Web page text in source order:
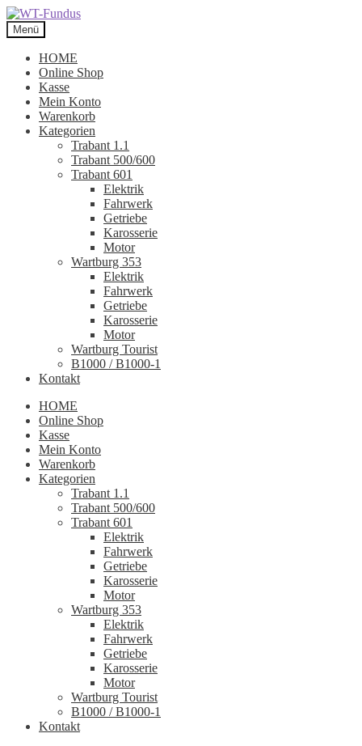
Zur
Navigation
springen
Zum
Inhalt
springen
Menü
HOME
Online Shop
Kasse
Mein Konto
Warenkorb
Kategorien
Trabant 1.1
Trabant 500/600
Trabant 601
Elektrik
Fahrwerk
Getriebe
Karosserie
Motor
Wartburg 353
Elektrik
Fahrwerk
Getriebe
Karosserie
Motor
Wartburg Tourist
B1000 / B1000-1
Kontakt
HOME
Online Shop
Kasse
Mein Konto
Warenkorb
Kategorien
Trabant 1.1
Trabant 500/600
Trabant 601
Elektrik
Fahrwerk
Getriebe
Karosserie
Motor
Wartburg 353
Elektrik
Fahrwerk
Getriebe
Karosserie
Motor
Wartburg Tourist
B1000 / B1000-1
Kontakt